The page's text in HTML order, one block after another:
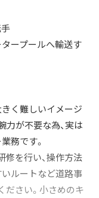
ープールへ輸送す
く難しいイメージ
力が不要な為、実は
務です。
を行い、操作方法
ルートなど道路事
ださい。小さめのキ